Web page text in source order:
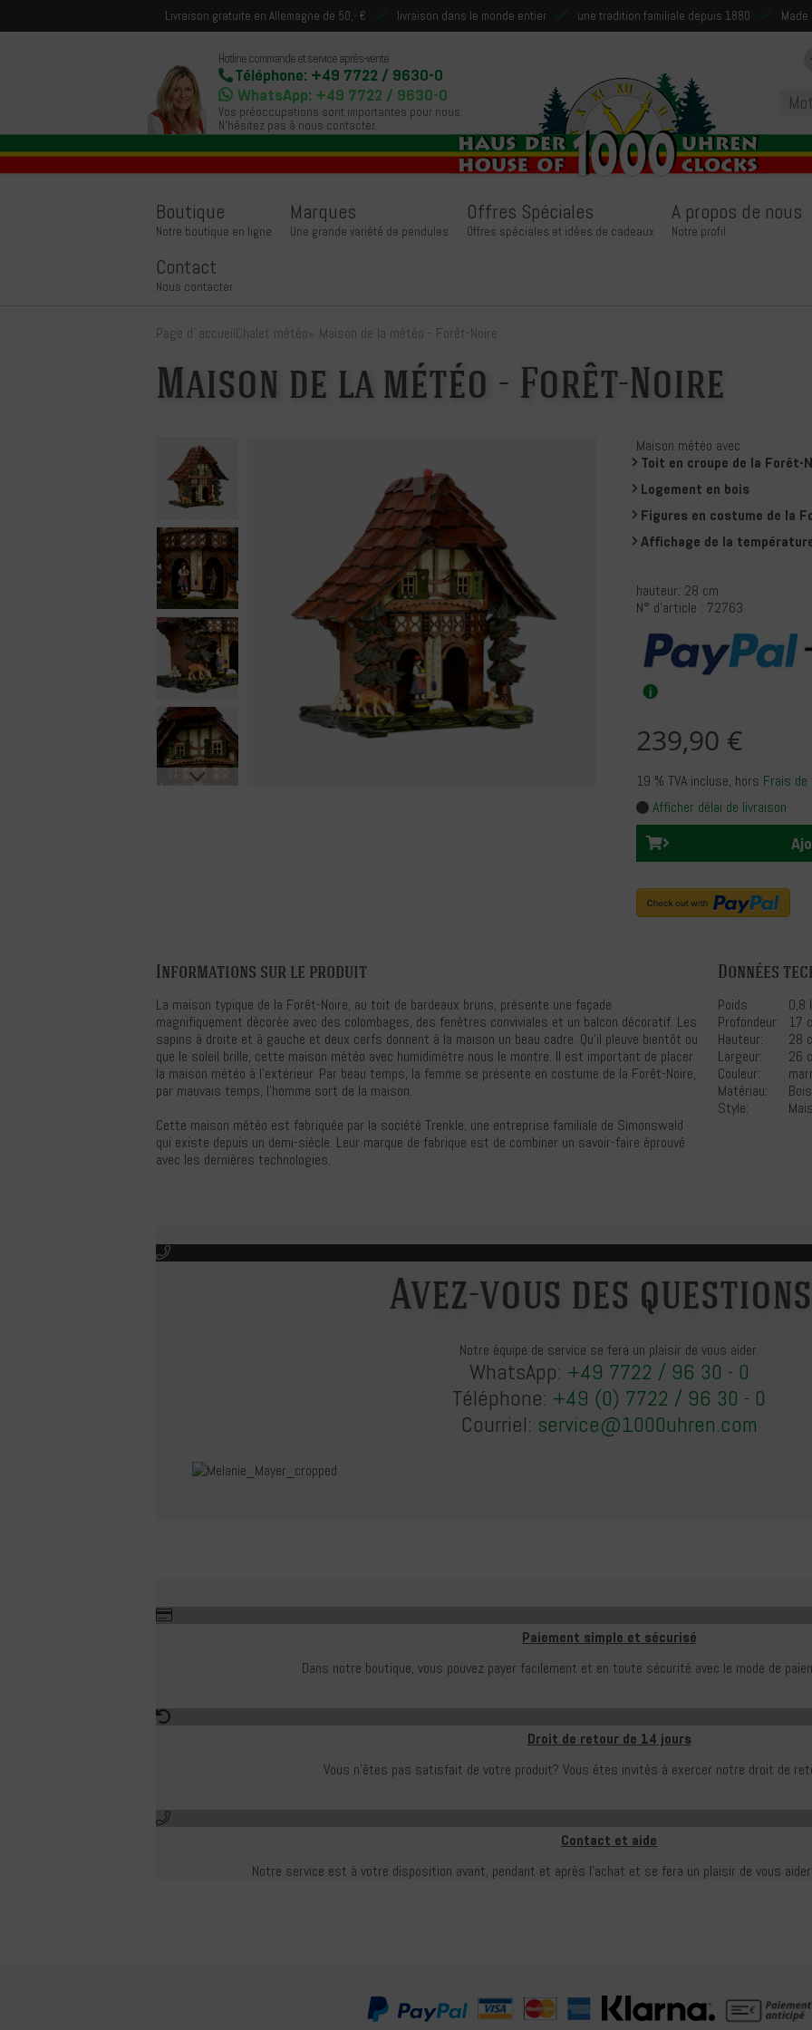
Livraison gratuite en Allemagne de 50,- € livraison dans le monde entier une tradition familiale depuis 1880 Made
Hotline commande et service après-vente
Téléphone: +49 7722 / 9630-0
WhatsApp: +49 7722 / 9630-0
Vos préoccupations sont importantes pour nous.
N'hésitez pas à nous contacter.
Boutique
Notre boutique en ligne
Marques
Une grande variété de pendules
Offres Spéciales
Offres spéciales et idées de cadeaux
A propos de nous
Notre profil
Contact
Nous contacter
Page d`accueilChalet météo» Maison de la météo - Forêt-Noire
Maison de la météo - Forêt-Noire
Maison météo avec
Toit en croupe de la Forêt-
Logement en bois
Figures en costume de la
Affichage de la
hauteur: 28 cm
N° d'article : 72763
239,90 €
19 % TVA incluse, hors Frais de
Afficher délai de livraison
Informations sur le produit
La maison typique de la Forêt-Noire, au toit de bardeaux bruns, présente une façade
magnifiquement décorée avec des colombages, des fenêtres conviviales et un balcon décoratif. Les
sapins à droite et à gauche et deux cerfs donnent à la maison un beau cadre. Qu'il pleuve bientôt ou
que le soleil brille, cette maison météo avec humidimètre nous le montre. Il est important de placer
la maison météo à l'extérieur. Par beau temps, la femme se présente en costume de la Forêt-Noire,
par mauvais temps, l'homme sort de la maison.
Cette maison météo est fabriquée par la société Trenkle, une entreprise familiale de Simonswald
qui existe depuis un demi-siècle. Leur marque de fabrique est de combiner un savoir-faire éprouvé
avec les dernières technologies.
Données
Poids:
0,8
Profondeur:
17
Hauteur:
28
Largeur:
26
Couleur:
Matériau:
Style:
Avez-vous des
Notre équipe de service se fera un plaisir de vous aider.
WhatsApp: +49 7722 / 96 30 - 0
Téléphone: +49 (0) 7722 / 96 30 - 0
Courriel: service@1000uhren.com
Paiement simple et sécurisé
Dans notre boutique, vous pouvez payer facilement et en toute sécurité avec le mode de
Droit de retour de 14 jours
Vous n'êtes pas satisfait de votre produit? Vous êtes invités à exercer notre droit de
Contact et aide
Notre service est à votre disposition avant, pendant et après l'achat et se fera un plaisir de vous